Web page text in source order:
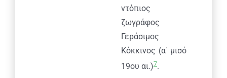
ντόπιος
ζωγράφος
Γεράσιμος
Κόκκινος (α΄ μισό
19ου αι.)7.